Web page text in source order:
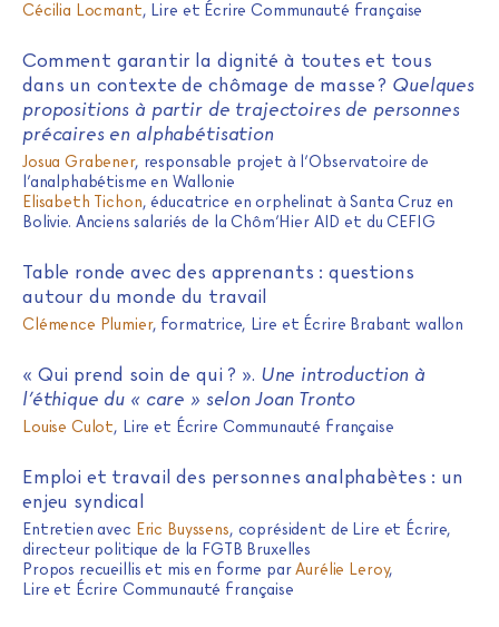
Cécilia Locmant, Lire et Écrire Communauté française
Comment garantir la dignité à toutes et tous
dans un contexte de chômage de masse ? Quelques
propositions à partir de trajectoires de personnes
précaires en alphabétisation
Josua Grabener, responsable projet à l’Observatoire de
l’analphabétisme en Wallonie
Elisabeth Tichon, éducatrice en orphelinat à Santa Cruz en
Bolivie. Anciens salariés de la Chôm’Hier AID et du CEFIG
Table ronde avec des apprenants : questions
autour du monde du travail
Clémence Plumier, formatrice, Lire et Écrire Brabant wallon
« Qui prend soin de qui ? ». Une introduction à
l’éthique du « care » selon Joan Tronto
Louise Culot, Lire et Écrire Communauté française
Emploi et travail des personnes analphabètes : un
enjeu syndical
Entretien avec Eric Buyssens, coprésident de Lire et Écrire,
directeur politique de la FGTB Bruxelles
Propos recueillis et mis en forme parAurélie Leroy,
Lire et Écrire Communauté française